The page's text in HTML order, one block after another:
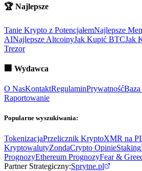
🏆 Najlepsze
Tanie Krypto z PotencjałemNajlepsze
AINajlepsze AltcoinyJak Kupić BTCJak
Trezor
🏢 Wydawca
O NasKontaktRegulaminPrywatność
Raportowanie
Popularne wyszukiwania:
TokenizacjaPrzelicznik KryptoXMR na
KryptowalutyZondaCrypto OpinieStaking
PrognozyEthereum PrognozyFear &
Partner Strategiczny:Sprytne.pl